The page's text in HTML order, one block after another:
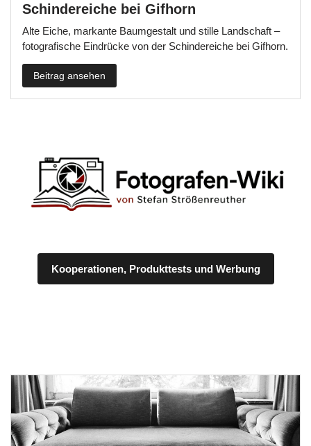
Schindereiche bei Gifhorn
Alte Eiche, markante Baumgestalt und stille Landschaft –
fotografische Eindrücke von der Schindereiche bei Gifhorn.
Beitrag ansehen
Kooperationen, Produkttests und Werbung